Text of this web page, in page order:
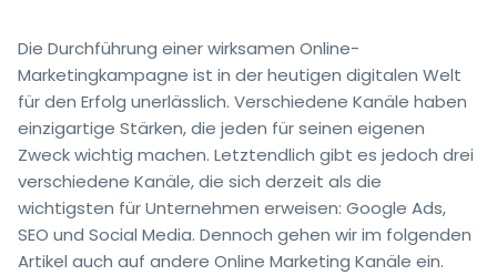
Die Durchführung einer wirksamen Online-
Marketingkampagne ist in der heutigen digitalen Welt
für den Erfolg unerlässlich. Verschiedene Kanäle haben
einzigartige Stärken, die jeden für seinen eigenen
Zweck wichtig machen. Letztendlich gibt es jedoch drei
verschiedene Kanäle, die sich derzeit als die
wichtigsten für Unternehmen erweisen: Google Ads,
SEO und Social Media. Dennoch gehen wir im folgenden
Artikel auch auf andere Online Marketing Kanäle ein.